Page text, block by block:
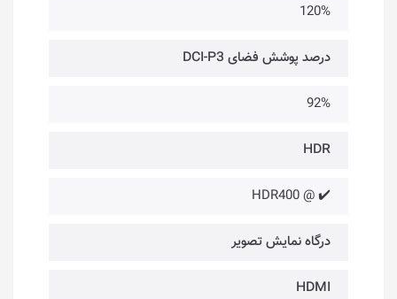
120%
درصد پوشش فضای DCI-P3
92%
HDR
✔️ @ HDR400
درگاه‌ نمایش تصویر
HDMI